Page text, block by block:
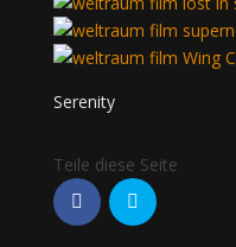
Serenity